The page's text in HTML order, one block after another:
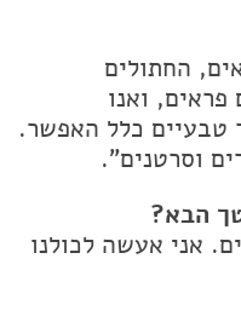
החתולים
ואנו
טבעיים כלל האפשר.
וסרטנים".
הבא?
אני אעשה לכולנו